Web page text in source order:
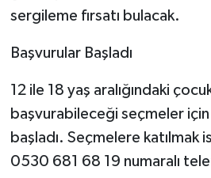
sergileme fırsatı bulacak.
Başvurular Başladı
12 ile 18 yaş aralığındaki
başvurabileceği seçmeler için
başladı. Seçmelere katılmak
0530 681 68 19 numaralı